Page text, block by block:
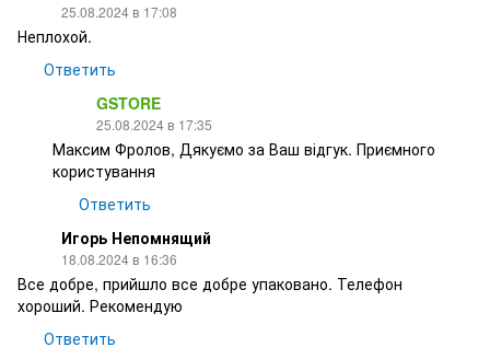
25.08.2024 в 17:08
Неплохой.
Ответить
GSTORE
25.08.2024 в 17:35
Максим Фролов, Дякуємо за Ваш відгук. Приємного
користування
Ответить
Игорь Непомнящий
18.08.2024 в 16:36
Все добре, прийшло все добре упаковано. Телефон
хороший. Рекомендую
Ответить